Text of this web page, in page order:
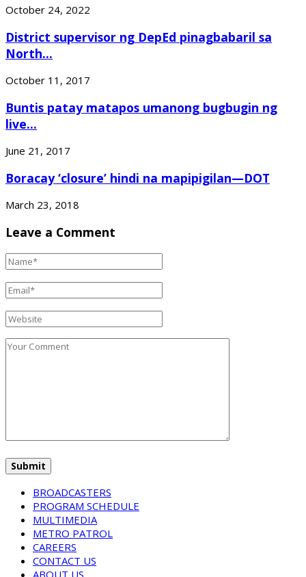
October 24, 2022
District supervisor ng DepEd pinagbabaril sa
North...
October 11, 2017
Buntis patay matapos umanong bugbugin ng
live...
June 21, 2017
Boracay ‘closure’ hindi na mapipigilan—DOT
March 23, 2018
Leave a Comment
BROADCASTERS
PROGRAM SCHEDULE
MULTIMEDIA
METRO PATROL
CAREERS
CONTACT US